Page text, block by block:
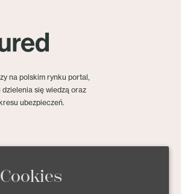
na polskim rynku portal,
dzielenia się wiedzą oraz
ubezpieczeń.
Cookies